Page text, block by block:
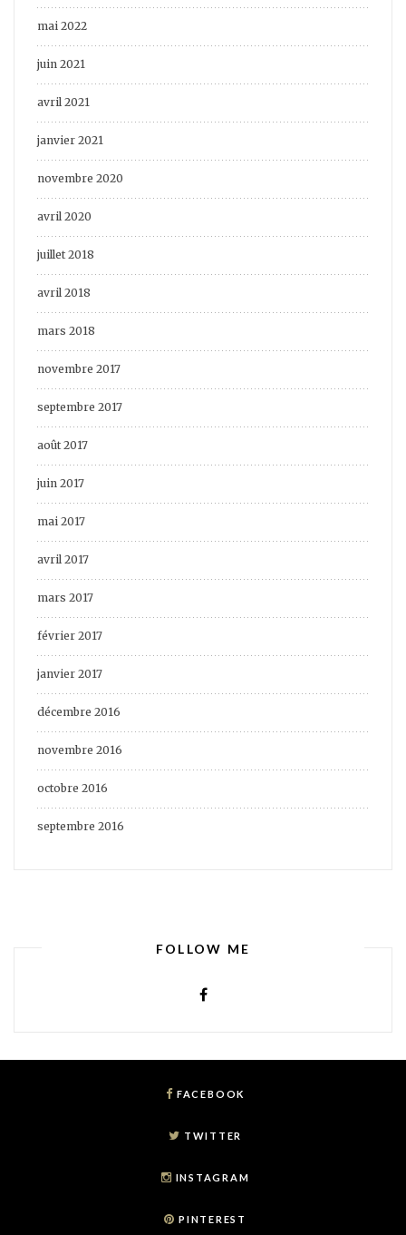
mai 2022
juin 2021
avril 2021
janvier 2021
novembre 2020
avril 2020
juillet 2018
avril 2018
mars 2018
novembre 2017
septembre 2017
août 2017
juin 2017
mai 2017
avril 2017
mars 2017
février 2017
janvier 2017
décembre 2016
novembre 2016
octobre 2016
septembre 2016
FOLLOW ME
FACEBOOK
TWITTER
INSTAGRAM
PINTEREST